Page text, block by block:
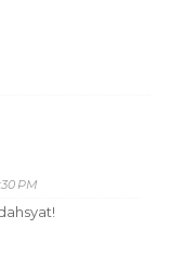
PM